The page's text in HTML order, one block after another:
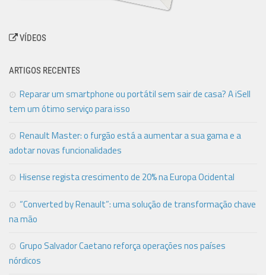
VÍDEOS
ARTIGOS RECENTES
Reparar um smartphone ou portátil sem sair de casa? A iSell
tem um ótimo serviço para isso
Renault Master: o furgão está a aumentar a sua gama e a
adotar novas funcionalidades
Hisense regista crescimento de 20% na Europa Ocidental
“Converted by Renault”: uma solução de transformação chave
na mão
Grupo Salvador Caetano reforça operações nos países
nórdicos